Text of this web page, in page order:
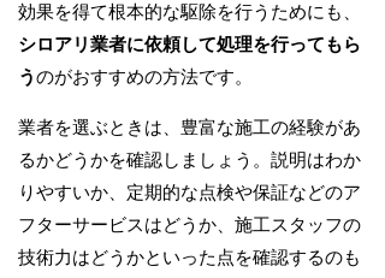
効果を得て根本的な駆除を行うためにも、
シロアリ業者に依頼して処理を行ってもら
うのがおすすめの方法です。
業者を選ぶときは、豊富な施工の経験があ
るかどうかを確認しましょう。説明はわか
りやすいか、定期的な点検や保証などのア
フターサービスはどうか、施工スタッフの
技術力はどうかといった点を確認するのも